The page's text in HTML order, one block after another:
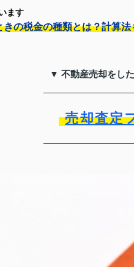
ます
きの税金の種類とは？計算法
▼ 不動産売却をし
売却査定